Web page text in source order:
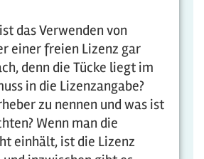
das Verwenden von
einer freien Lizenz gar
denn die Tücke liegt im
in die Lizenzangabe?
zu nennen und was ist
Wenn man die
einhält, ist die Lizenz